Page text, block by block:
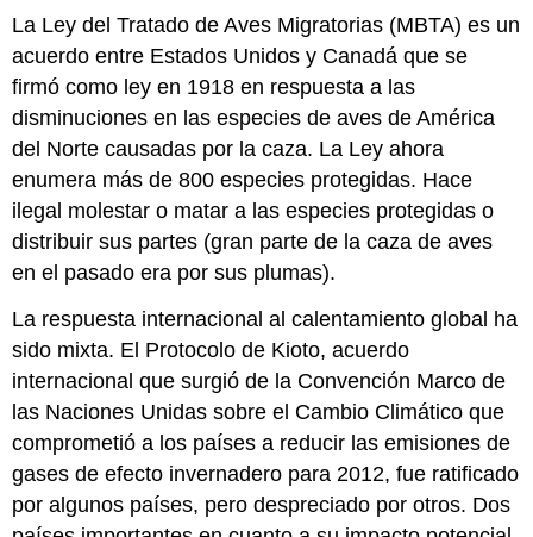
La Ley del Tratado de Aves Migratorias (MBTA) es un
acuerdo entre Estados Unidos y Canadá que se
firmó como ley en 1918 en respuesta a las
disminuciones en las especies de aves de América
del Norte causadas por la caza. La Ley ahora
enumera más de 800 especies protegidas. Hace
ilegal molestar o matar a las especies protegidas o
distribuir sus partes (gran parte de la caza de aves
en el pasado era por sus plumas).
La respuesta internacional al calentamiento global ha
sido mixta. El Protocolo de Kioto, acuerdo
internacional que surgió de la Convención Marco de
las Naciones Unidas sobre el Cambio Climático que
comprometió a los países a reducir las emisiones de
gases de efecto invernadero para 2012, fue ratificado
por algunos países, pero despreciado por otros. Dos